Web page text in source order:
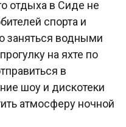
отдыха в Сиде не
спорта и
заняться водными
на яхте по
в
шоу и дискотеки
атмосферу ночной